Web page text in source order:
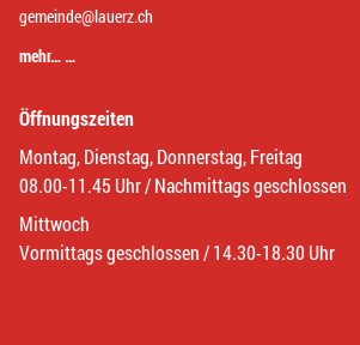
gemeinde@lauerz.ch
mehr… …
Öffnungszeiten
Montag, Dienstag, Donnerstag, Freitag
08.00-11.45 Uhr / Nachmittags geschlossen
Mittwoch
Vormittags geschlossen / 14.30-18.30 Uhr